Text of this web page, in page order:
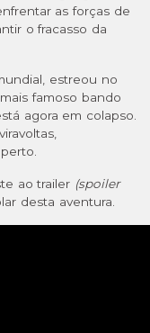
as forças de
o fracasso da
estreou no
famoso bando
agora em colapso.
ao trailer (spoiler
desta aventura.